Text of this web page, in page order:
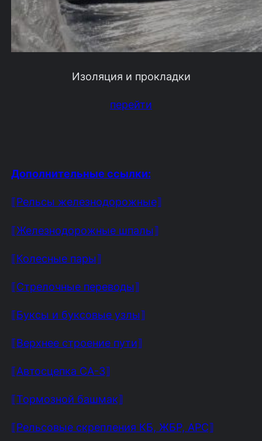
Изоляция и прокладки
перейти
Дополнительные ссылки:
⟦Рельсы железнодорожные⟧
⟦Железнодорожные шпалы⟧
⟦Колесные пары⟧
⟦Стрелочные переводы⟧
⟦Буксы и буксовые узлы⟧
⟦Верхнее строение пути⟧
⟦Автосцепка СА-3⟧
⟦Тормозной башмак⟧
⟦Рельсовые скрепления КБ, ЖБР, АРС⟧